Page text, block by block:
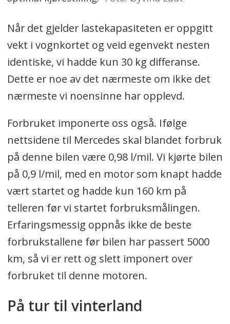
Når det gjelder lastekapasiteten er oppgitt
vekt i vognkortet og veid egenvekt nesten
identiske, vi hadde kun 30 kg differanse.
Dette er noe av det nærmeste om ikke det
nærmeste vi noensinne har opplevd.
Forbruket imponerte oss også. Ifølge
nettsidene til Mercedes skal blandet forbruk
på denne bilen være 0,98 l/mil. Vi kjørte bilen
på 0,9 l/mil, med en motor som knapt hadde
vært startet og hadde kun 160 km på
telleren før vi startet forbruksmålingen.
Erfaringsmessig oppnås ikke de beste
forbrukstallene før bilen har passert 5000
km, så vi er rett og slett imponert over
forbruket til denne motoren.
På tur til vinterland